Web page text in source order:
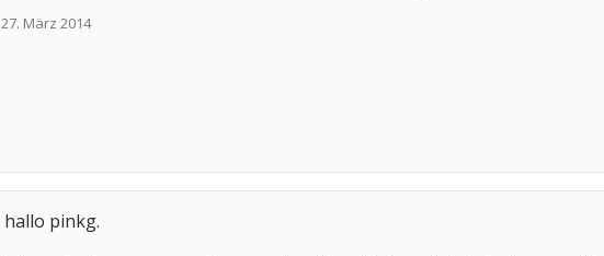
27. März 2014
hallo pinkg.